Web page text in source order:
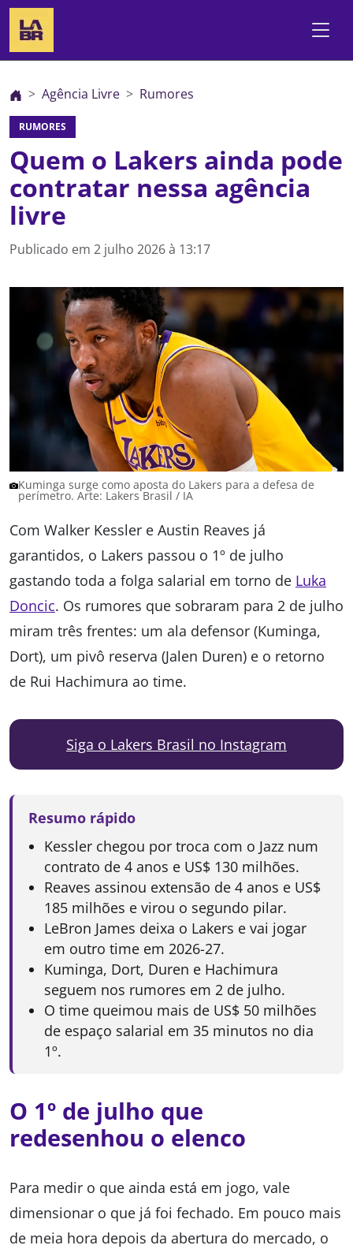
Agência Livre Rumores
RUMORES
Quem o Lakers ainda pode
contratar nessa agência
livre
Publicado em 2 julho 2026 à 13:17
Kuminga surge como aposta do Lakers para a defesa de
perímetro. Arte: Lakers Brasil / IA
Com Walker Kessler e Austin Reaves já
garantidos, o Lakers passou o 1º de julho
gastando toda a folga salarial em torno de Luka
Doncic. Os rumores que sobraram para 2 de julho
miram três frentes: um ala defensor (Kuminga,
Dort), um pivô reserva (Jalen Duren) e o retorno
de Rui Hachimura ao time.
Siga o Lakers Brasil no Instagram
Resumo rápido
Kessler chegou por troca com o Jazz num
contrato de 4 anos e US$ 130 milhões.
Reaves assinou extensão de 4 anos e US$
185 milhões e virou o segundo pilar.
LeBron James deixa o Lakers e vai jogar
em outro time em 2026-27.
Kuminga, Dort, Duren e Hachimura
seguem nos rumores em 2 de julho.
O time queimou mais de US$ 50 milhões
de espaço salarial em 35 minutos no dia
1º.
O 1º de julho que
redesenhou o elenco
Para medir o que ainda está em jogo, vale
dimensionar o que já foi fechado. Em pouco mais
de meia hora depois da abertura do mercado, o